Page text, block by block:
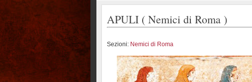
APULI ( Nemici di Roma )
Sezioni: Nemici di Roma